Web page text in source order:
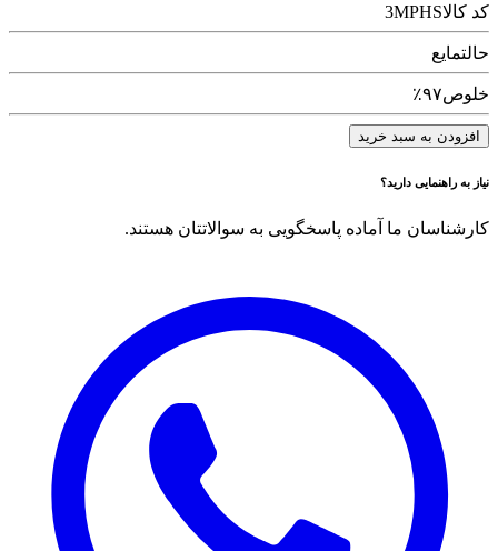
کد کالا3MPHS
حالتمایع
خلوص۹۷٪
افزودن به سبد خرید
نیاز به راهنمایی دارید؟
کارشناسان ما آماده پاسخگویی به سوالاتتان هستند.